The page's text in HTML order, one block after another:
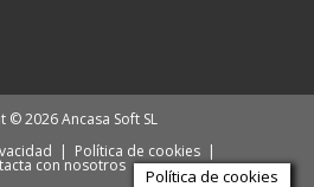
© 2026 Ancasa Soft SL
| Política de cookies |
con nosotros
Política de cookies